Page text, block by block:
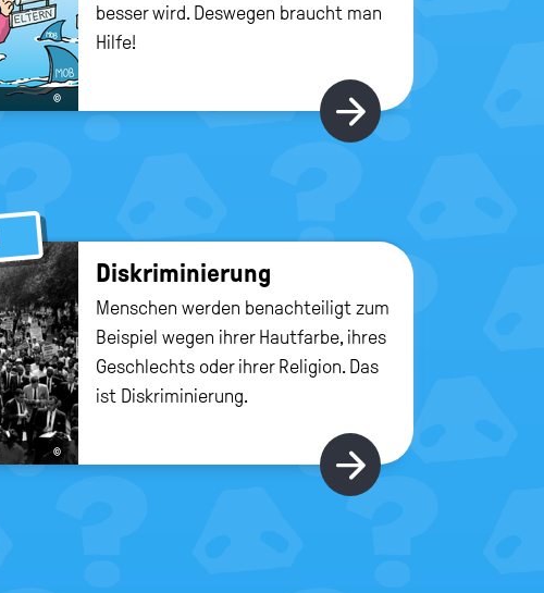
©
besser wird. Deswegen braucht man
Hilfe!
Hier gibt's
©
Dis­kri­mi­nie­rung
Menschen werden benachteiligt zum
Beispiel wegen ihrer Hautfarbe, ihres
Geschlechts oder ihrer Religion. Das
ist Diskriminierung.
Hier gibt's